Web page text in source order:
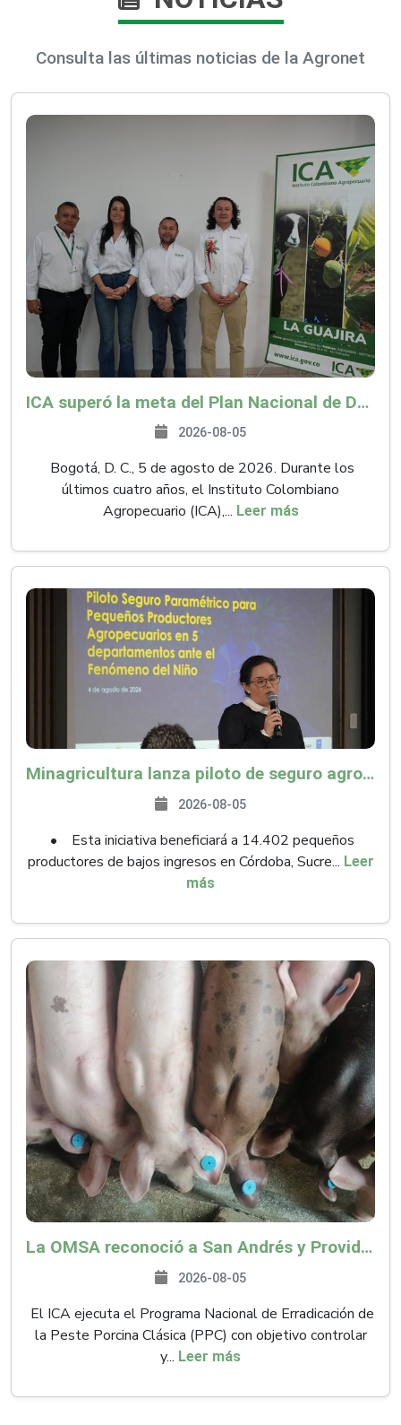
Consulta las últimas noticias de la Agronet
ICA superó la meta del Plan Nacional de Desarrollo y abrió 61 mercados internacionales
2026-08-05
Bogotá, D. C., 5 de agosto de 2026. Durante los
últimos cuatro años, el Instituto Colombiano
Agropecuario (ICA),... Leer más
Minagricultura lanza piloto de seguro agropecuario por $9.625 millones para proteger a más de 14.000 pequeños productores contra riesgos del Fenómeno de El Niño
2026-08-05
• Esta iniciativa beneficiará a 14.402 pequeños
productores de bajos ingresos en Córdoba, Sucre... Leer
más
La OMSA reconoció a San Andrés y Providencia como zona libre de Peste Porcina Clásica (PPC)
2026-08-05
El ICA ejecuta el Programa Nacional de Erradicación de
la Peste Porcina Clásica (PPC) con objetivo controlar
y... Leer más